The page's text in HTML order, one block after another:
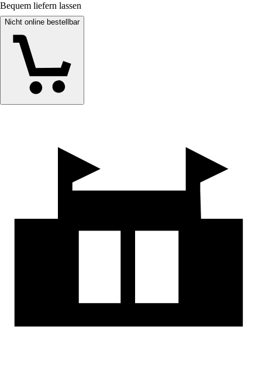
Bequem liefern lassen
Nicht online bestellbar